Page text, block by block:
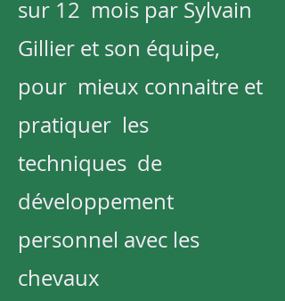
sur 12 mois par Sylvain
Gillier et son équipe,
pour mieux connaitre et
pratiquer les
techniques de
développement
personnel avec les
chevaux